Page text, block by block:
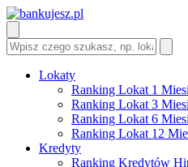
Lokaty
Ranking Lokat 1
Ranking Lokat 3
Ranking Lokat 6
Ranking Lokat 12
Kredyty
Ranking Kredytów